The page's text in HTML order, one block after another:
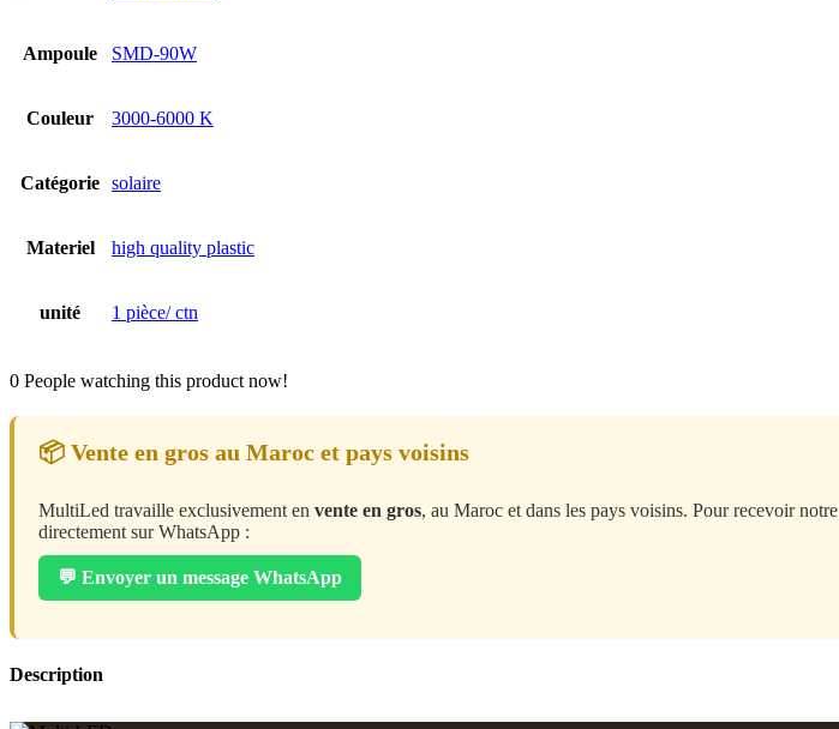
Ampoule SMD-90W
Couleur 3000-6000 K
Catégorie solaire
Materiel high quality plastic
unité 1 pièce/ ctn
0 People watching this product now!
📦 Vente en gros au Maroc et pays voisins
MultiLed travaille exclusivement en vente en gros, au Maroc et dans les pays voisins. Pour recevoir notre
directement sur WhatsApp :
💬 Envoyer un message WhatsApp
Description